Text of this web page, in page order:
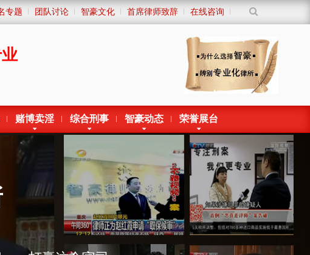
专题 团队讨论 智豪文化 首席律师致辞 在线咨询
赌博卖淫 综合刑事 智豪动态 荣誉展台
——打赢这个官司。
这样做会产生什么后果。